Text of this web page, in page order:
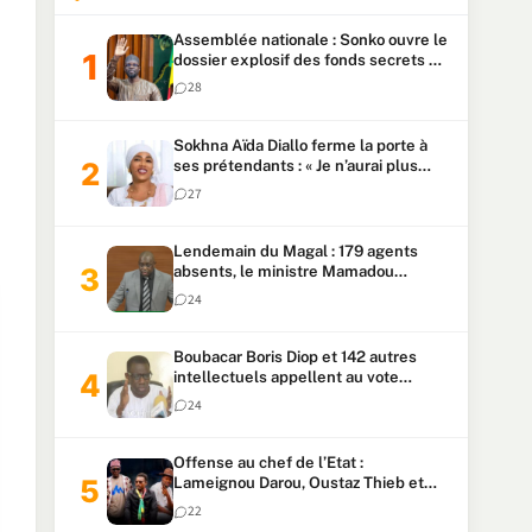
Assemblée nationale : Sonko ouvre le
dossier explosif des fonds secrets et
du patrimoine présidentiel
28
Sokhna Aïda Diallo ferme la porte à
ses prétendants : « Je n’aurai plus
jamais un autre mari »
27
Lendemain du Magal : 179 agents
absents, le ministre Mamadou
Lamine Dianté exige des explications
24
Boubacar Boris Diop et 142 autres
intellectuels appellent au vote
urgent de la révision
constitutionnelle
24
Offense au chef de l’Etat :
Lameignou Darou, Oustaz Thieb et
Ndiaye Touba lourdement
condamnés
22